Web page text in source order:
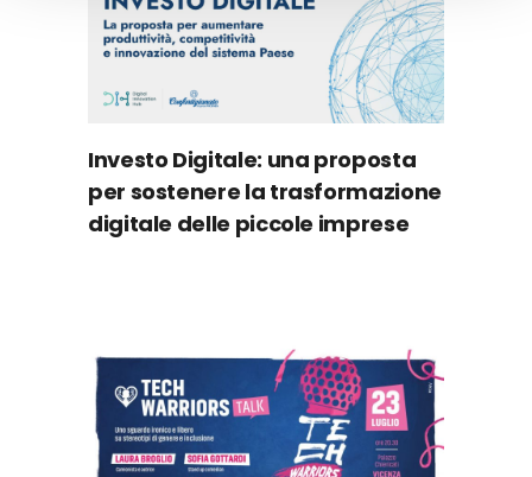
Investo Digitale: una proposta
per sostenere la trasformazione
digitale delle piccole imprese